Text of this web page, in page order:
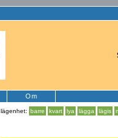
Om
lägenhet: barre kvart lya lägga lägis